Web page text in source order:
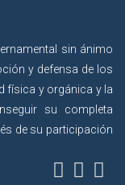
sin ánimo
y defensa de los
física y orgánica y la
su completa
de su participación